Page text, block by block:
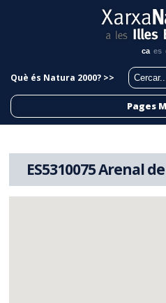
ca es
Què és Natura 2000? >>
Pages
ES5310075 Arenal